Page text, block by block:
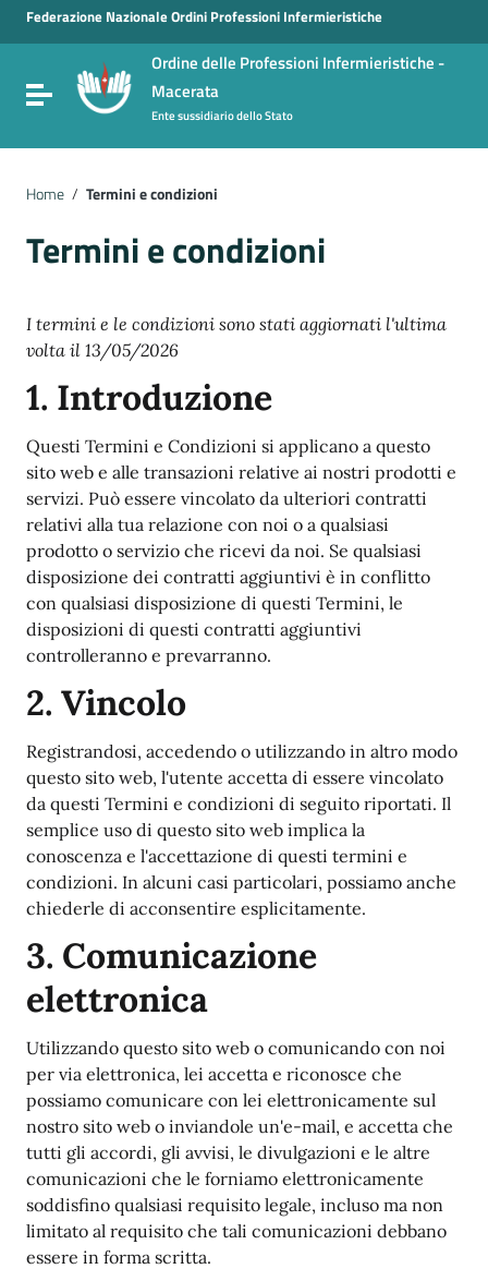
Vai ai contenuti
Vai al menu di navigazione
Vai al footer
Federazione Nazionale Ordini Professioni Infermieristiche
Attiva / disattiva la navigazione
Ordine delle Professioni Infermieristiche -
Macerata
Ente sussidiario dello Stato
Home / Termini e condizioni
Termini e condizioni
I termini e le condizioni sono stati aggiornati l'ultima
volta il 13/05/2026
1. Introduzione
Questi Termini e Condizioni si applicano a questo
sito web e alle transazioni relative ai nostri prodotti e
servizi. Può essere vincolato da ulteriori contratti
relativi alla tua relazione con noi o a qualsiasi
prodotto o servizio che ricevi da noi. Se qualsiasi
disposizione dei contratti aggiuntivi è in conflitto
con qualsiasi disposizione di questi Termini, le
disposizioni di questi contratti aggiuntivi
controlleranno e prevarranno.
2. Vincolo
Registrandosi, accedendo o utilizzando in altro modo
questo sito web, l'utente accetta di essere vincolato
da questi Termini e condizioni di seguito riportati. Il
semplice uso di questo sito web implica la
conoscenza e l'accettazione di questi termini e
condizioni. In alcuni casi particolari, possiamo anche
chiederle di acconsentire esplicitamente.
3. Comunicazione
elettronica
Utilizzando questo sito web o comunicando con noi
per via elettronica, lei accetta e riconosce che
possiamo comunicare con lei elettronicamente sul
nostro sito web o inviandole un'e-mail, e accetta che
tutti gli accordi, gli avvisi, le divulgazioni e le altre
comunicazioni che le forniamo elettronicamente
soddisfino qualsiasi requisito legale, incluso ma non
limitato al requisito che tali comunicazioni debbano
essere in forma scritta.